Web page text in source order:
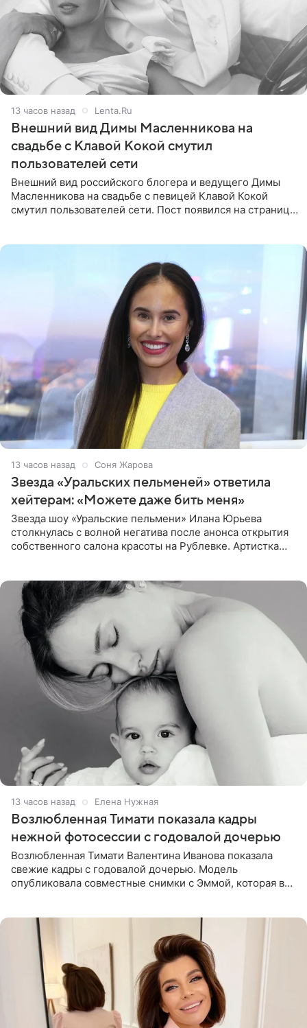
13 часов назад Lenta.Ru
Внешний вид Димы Масленникова на
свадьбе с Клавой Кокой смутил
пользователей сети
Внешний вид российского блогера и ведущего Димы
Масленникова на свадьбе с певицей Клавой Кокой
смутил пользователей сети. Пост появился на странице
13 часов назад Соня Жарова
Звезда «Уральских пельменей» ответила
хейтерам: «Можете даже бить меня»
Звезда шоу «Уральские пельмени» Илана Юрьева
столкнулась с волной негатива после анонса открытия
собственного салона красоты на Рублевке. Артистка
13 часов назад Елена Нужная
Возлюбленная Тимати показала кадры
нежной фотосессии с годовалой дочерью
Возлюбленная Тимати Валентина Иванова показала
свежие кадры с годовалой дочерью. Модель
опубликовала совместные снимки с Эммой, которая в